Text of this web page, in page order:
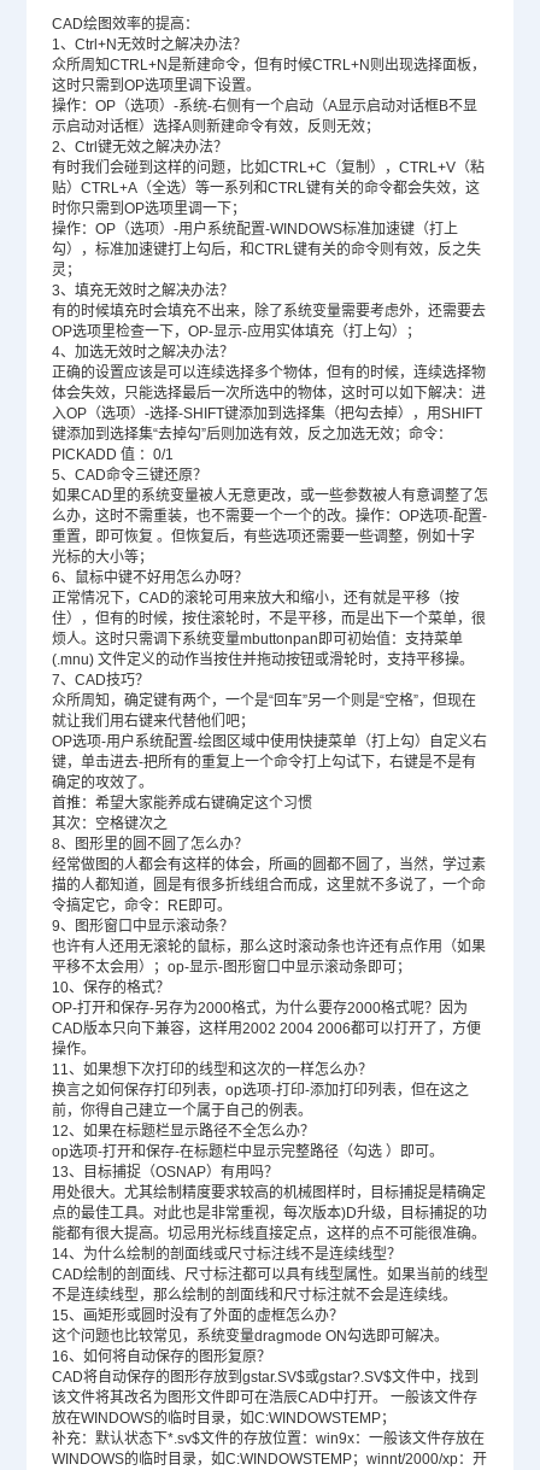
CAD绘图效率的提高：
1、Ctrl+N无效时之解决办法？
众所周知CTRL+N是新建命令，但有时候CTRL+N则出现选择面板，
这时只需到OP选项里调下设置。
操作：OP（选项）-系统-右侧有一个启动（A显示启动对话框B不显
示启动对话框）选择A则新建命令有效，反则无效；
2、Ctrl键无效之解决办法？
有时我们会碰到这样的问题，比如CTRL+C（复制），CTRL+V（粘
贴）CTRL+A（全选）等一系列和CTRL键有关的命令都会失效，这
时你只需到OP选项里调一下；
操作：OP（选项）-用户系统配置-WINDOWS标准加速键（打上
勾），标准加速键打上勾后，和CTRL键有关的命令则有效，反之失
灵；
3、填充无效时之解决办法？
有的时候填充时会填充不出来，除了系统变量需要考虑外，还需要去
OP选项里检查一下，OP-显示-应用实体填充（打上勾）；
4、加选无效时之解决办法？
正确的设置应该是可以连续选择多个物体，但有的时候，连续选择物
体会失效，只能选择最后一次所选中的物体，这时可以如下解决：进
入OP（选项）-选择-SHIFT键添加到选择集（把勾去掉），用SHIFT
键添加到选择集“去掉勾”后则加选有效，反之加选无效；命令：
PICKADD 值 ：0/1
5、 CAD命令三键还原？
如果CAD里的系统变量被人无意更改，或一些参数被人有意调整了怎
么办，这时不需重装，也不需要一个一个的改。操作：OP选项-配置-
重置，即可恢复 。但恢复后，有些选项还需要一些调整，例如十字
光标的大小等；
6、鼠标中键不好用怎么办呀？
正常情况下，CAD的滚轮可用来放大和缩小，还有就是平移（按
住），但有的时候，按住滚轮时，不是平移，而是出下一个菜单，很
烦人。这时只需调下系统变量mbuttonpan即可初始值：支持菜单
(.mnu) 文件定义的动作当按住并拖动按钮或滑轮时，支持平移操。
7、CAD技巧？
众所周知，确定键有两个，一个是“回车”另一个则是“空格”，但现在
就让我们用右键来代替他们吧；
OP选项-用户系统配置-绘图区域中使用快捷菜单（打上勾）自定义右
键，单击进去-把所有的重复上一个命令打上勾试下，右键是不是有
确定的攻效了。
首推：希望大家能养成右键确定这个习惯
其次：空格键次之
8、图形里的圆不圆了怎么办？
经常做图的人都会有这样的体会，所画的圆都不圆了，当然，学过素
描的人都知道，圆是有很多折线组合而成，这里就不多说了，一个命
令搞定它，命令：RE即可。
9、图形窗口中显示滚动条？
也许有人还用无滚轮的鼠标，那么这时滚动条也许还有点作用（如果
平移不太会用）；op-显示-图形窗口中显示滚动条即可；
10、保存的格式？
OP-打开和保存-另存为2000格式，为什么要存2000格式呢？因为
CAD版本只向下兼容，这样用2002 2004 2006都可以打开了，方便
操作。
11、如果想下次打印的线型和这次的一样怎么办？
换言之如何保存打印列表，op选项-打印-添加打印列表，但在这之
前，你得自己建立一个属于自己的例表。
12、如果在标题栏显示路径不全怎么办？
op选项-打开和保存-在标题栏中显示完整路径（勾选 ）即可。
13、目标捕捉（OSNAP）有用吗？
用处很大。尤其绘制精度要求较高的机械图样时，目标捕捉是精确定
点的最佳工具。对此也是非常重视，每次版本)D升级，目标捕捉的功
能都有很大提高。切忌用光标线直接定点，这样的点不可能很准确。
14、为什么绘制的剖面线或尺寸标注线不是连续线型？
CAD绘制的剖面线、尺寸标注都可以具有线型属性。如果当前的线型
不是连续线型，那么绘制的剖面线和尺寸标注就不会是连续线。
15、画矩形或圆时没有了外面的虚框怎么办？
这个问题也比较常见，系统变量dragmode ON勾选即可解决。
16、如何将自动保存的图形复原？
CAD将自动保存的图形存放到gstar.SV$或gstar?.SV$文件中，找到
该文件将其改名为图形文件即可在浩辰CAD中打开。 一般该文件存
放在WINDOWS的临时目录，如C:WINDOWSTEMP；
补充：默认状态下*.sv$文件的存放位置：win9x：一般该文件存放在
WINDOWS的临时目录，如C:WINDOWSTEMP；winnt/2000/xp：开